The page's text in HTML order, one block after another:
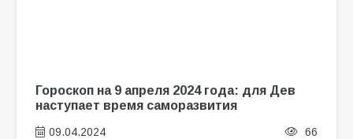
Гороскоп на 9 апреля 2024 года: для Дев
наступает время саморазвития
09.04.2024 66